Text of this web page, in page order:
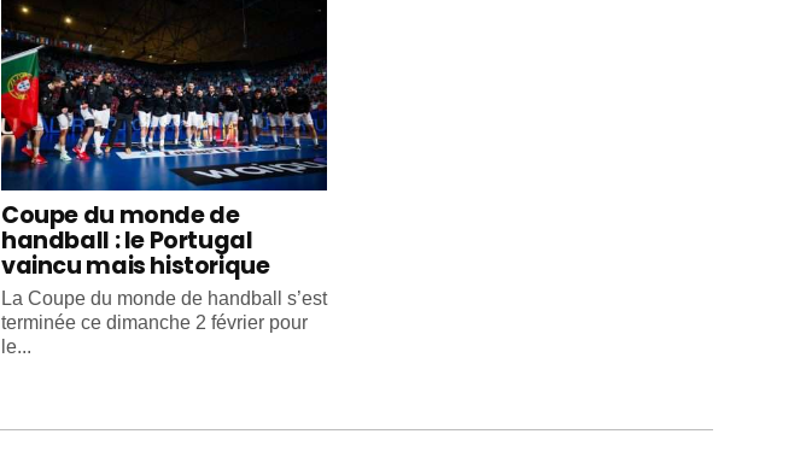
Coupe du monde de
handball : le Portugal
vaincu mais historique
La Coupe du monde de handball s’est
terminée ce dimanche 2 février pour
le...